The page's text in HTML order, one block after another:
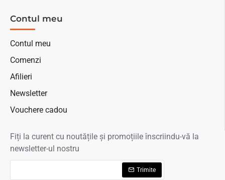
Contul meu
Contul meu
Comenzi
Afilieri
Newsletter
Vouchere cadou
Fiți la curent cu noutățile și promoțiile înscriindu-vă la
newsletter-ul nostru
Trimite